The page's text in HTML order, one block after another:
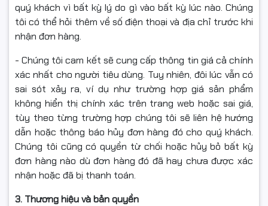
quý khách vì bất kỳ lý do gì vào bất kỳ lúc nào. Chúng
tôi có thể hỏi thêm về số điện thoại và địa chỉ trước khi
nhận đơn hàng.
- Chúng tôi cam kết sẽ cung cấp thông tin giá cả chính
xác nhất cho người tiêu dùng. Tuy nhiên, đôi lúc vẫn có
sai sót xảy ra, ví dụ như trường hợp giá sản phẩm
không hiển thị chính xác trên trang web hoặc sai giá,
tùy theo từng trường hợp chúng tôi sẽ liên hệ hướng
dẫn hoặc thông báo hủy đơn hàng đó cho quý khách.
Chúng tôi cũng có quyền từ chối hoặc hủy bỏ bất kỳ
đơn hàng nào dù đơn hàng đó đã hay chưa được xác
nhận hoặc đã bị thanh toán.
3. Thương hiệu và bản quyền